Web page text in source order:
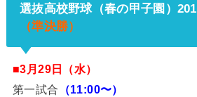
選抜高校野球（春の甲子園）
（準決勝）
■3月29日（水）
第一試合 （11:00〜）